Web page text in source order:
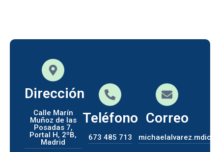
Dirección
Calle Marín
Muñoz de las
Posadas 7,
Portal H, 2ºB,
Madrid
Teléfono
673 485 713
Correo